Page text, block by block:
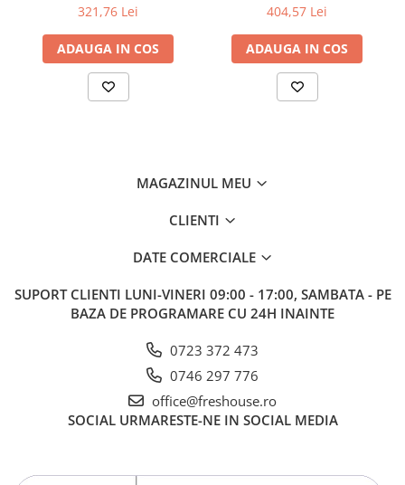
C1.200.200 Ø200 x L2000
321,76 Lei
ADAUGA IN COS
C1.250.200 Ø200 x L2500
404,57 Lei
ADAUGA IN COS
MAGAZINUL MEU
CLIENTI
DATE COMERCIALE
SUPORT CLIENTI LUNI-VINERI 09:00 - 17:00, SAMBATA - PE
BAZA DE PROGRAMARE CU 24H INAINTE
0723 372 473
0746 297 776
office@freshouse.ro
SOCIAL URMARESTE-NE IN SOCIAL MEDIA